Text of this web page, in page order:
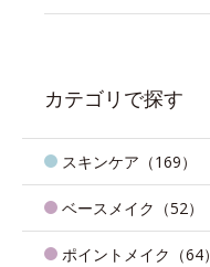
カテゴリで探す
スキンケア（169）
ベースメイク（52）
ポイントメイク（64）